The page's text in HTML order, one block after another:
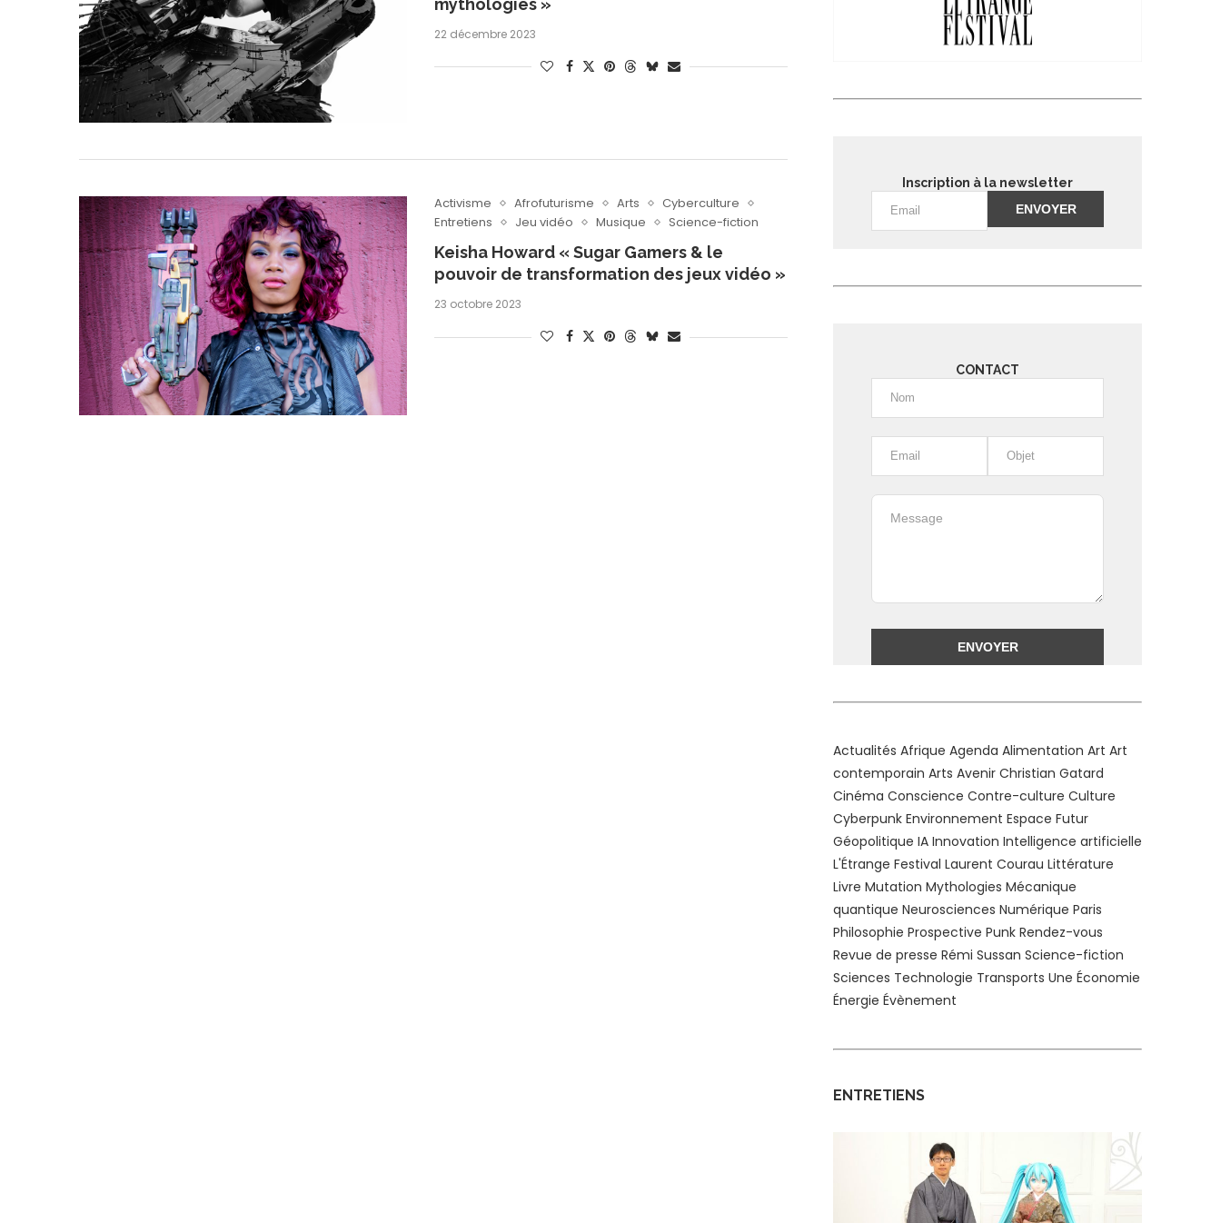
mythologies »
22 décembre 2023
Activisme Afrofuturisme Arts
Cyberculture
Entretiens
Jeu vidéo Musique Science-fiction
Keisha Howard « Sugar Gamers & le
pouvoir de transformation des jeux vidéo »
23 octobre 2023
Inscription à la newsletter
CONTACT
Actualités Afrique Agenda Alimentation Art Art
contemporain Arts Avenir Christian Gatard
Cinéma Conscience Contre-culture Culture
Cyberpunk Environnement Espace Futur
Géopolitique IA Innovation Intelligence artificielle
L'Étrange Festival Laurent Courau Littérature
Livre Mutation Mythologies Mécanique
quantique Neurosciences Numérique Paris
Philosophie Prospective Punk Rendez-vous
Revue de presse Rémi Sussan Science-fiction
Sciences Technologie Transports Une Économie
Énergie Évènement
ENTRETIENS